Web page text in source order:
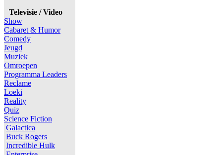
Televisie / Video
Show
Cabaret & Humor
Comedy
Jeugd
Muziek
Omroepen
Programma Leaders
Reclame
Loeki
Reality
Quiz
Science Fiction
Galactica
Buck Rogers
Incredible Hulk